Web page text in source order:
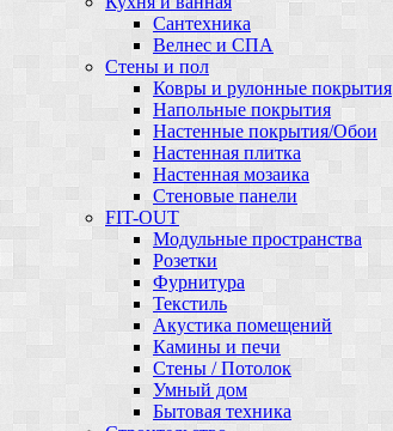
Сантехника
Велнес и СПА
Стены и пол
Ковры и рулонные покрытия
Напольные покрытия
Настенные покрытия/Обои
Настенная плитка
Настенная мозаика
Стеновые панели
FIT-OUT
Модульные пространства
Розетки
Фурнитура
Текстиль
Акустика помещений
Камины и печи
Стены / Потолок
Умный дом
Бытовая техника